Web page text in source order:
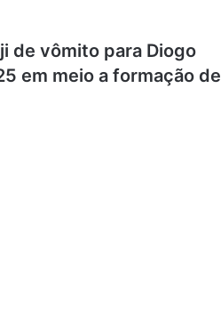
de vômito para Diogo
em meio a formação de